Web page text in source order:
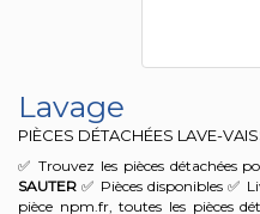
Lavage
PIÈCES DÉTACHÉES LAVE-
✅ Trouvez les pièces détachées
SAUTER✅ Pièces disponibles ✅
pièce npm.fr, toutes les pièces